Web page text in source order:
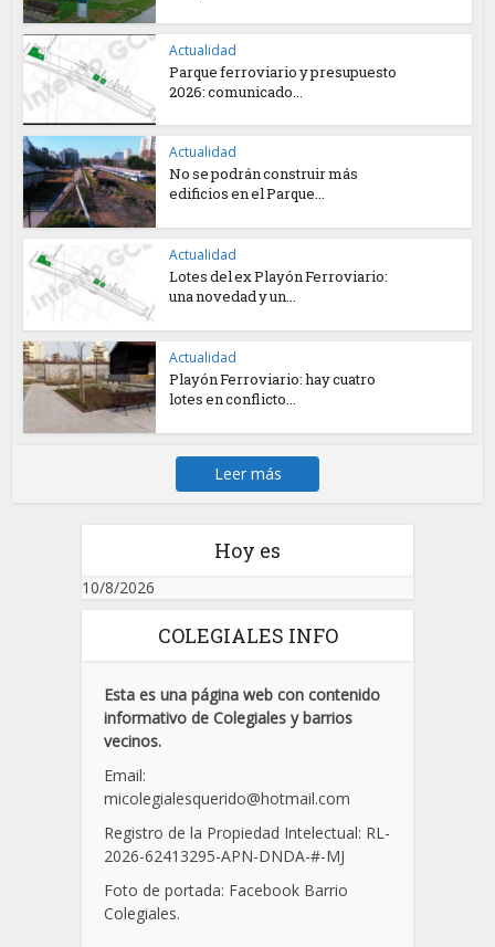
Actualidad
Parque ferroviario y presupuesto
2026: comunicado...
Actualidad
No se podrán construir más
edificios en el Parque...
Actualidad
Lotes del ex Playón Ferroviario:
una novedad y un...
Actualidad
Playón Ferroviario: hay cuatro
lotes en conflicto...
Leer más
Hoy es
10/8/2026
COLEGIALES INFO
Esta es una página web con contenido
informativo de Colegiales y barrios
vecinos.
Email:
micolegialesquerido@hotmail.com
Registro de la Propiedad Intelectual: RL-
2026-62413295-APN-DNDA-#-MJ
Foto de portada: Facebook Barrio
Colegiales.